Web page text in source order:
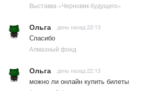
Выставка «Черновик будущего»
Ольга день назад 22:13
Спасибо
Алмазный фонд
Ольга день назад 22:13
можно ли онлайн купить билеты